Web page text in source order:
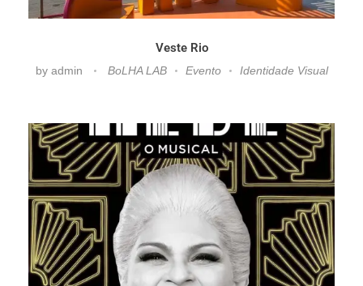
Veste Rio
by admin BoLHA LAB Evento Identidade Visual